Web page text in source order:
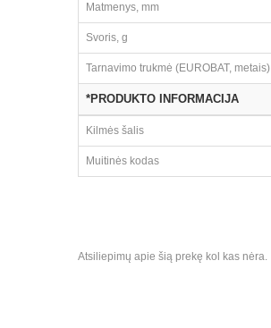
Matmenys, mm
Svoris, g
Tarnavimo trukmė (EUROBAT, metais)
*PRODUKTO INFORMACIJA
Kilmės šalis
Muitinės kodas
Atsiliepimų apie šią prekę kol kas nėra.